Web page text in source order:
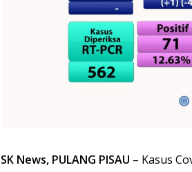
SK News, PULANG PISAU – Kasus